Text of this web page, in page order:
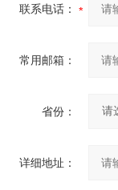
联系电话：
常用邮箱：
省份：
详细地址：